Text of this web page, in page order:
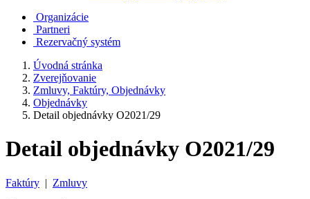
Organizácie
Partneri
Rezervačný systém
Úvodná stránka
Zverejňovanie
Zmluvy, Faktúry, Objednávky
Objednávky
Detail objednávky O2021/29
Detail objednávky O2021/29
Faktúry | Zmluvy